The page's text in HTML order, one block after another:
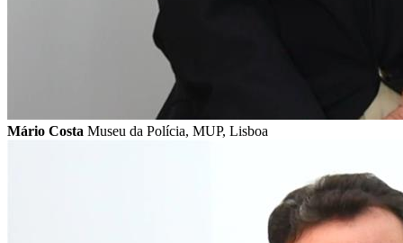
Mário Costa Museu da Polícia, MUP, Lisboa